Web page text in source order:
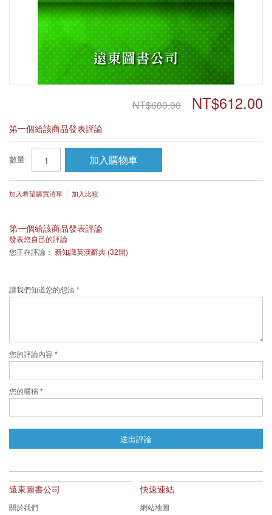
NT$680.00 NT$612.00
第一個給該商品發表評論
數量: 加入購物車
加入希望購買清單 加入比較
第一個給該商品發表評論
發表您自己的評論
您正在評論： 新知識英漢辭典 (32開)
讓我們知道您的想法
您的評論內容
您的暱稱
送出評論
遠東圖書公司
關於我們
快速連結
網站地圖